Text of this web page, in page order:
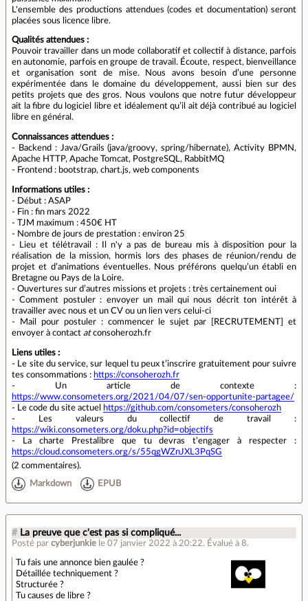
L'ensemble des productions attendues (codes et documentation) seront
placées sous licence libre.
Qualités attendues :
Pouvoir travailler dans un mode collaboratif et collectif à distance, parfois
en autonomie, parfois en groupe de travail. Écoute, respect, bienveillance
et organisation sont de mise. Nous avons besoin d’une personne
expérimentée dans le domaine du développement, aussi bien sur des
petits projets que des gros. Nous voulons que notre futur développeur
ait la fibre du logiciel libre et idéalement qu’il ait déjà contribué au logiciel
libre en général.
Connaissances attendues :
- Backend : Java/Grails (java/groovy, spring/hibernate), Activity BPMN,
Apache HTTP, Apache Tomcat, PostgreSQL, RabbitMQ
- Frontend : bootstrap, chart.js, web components
Informations utiles :
- Début : ASAP
- Fin : fin mars 2022
- TJM maximum : 450€ HT
- Nombre de jours de prestation : environ 25
- Lieu et télétravail : Il n'y a pas de bureau mis à disposition pour la
réalisation de la mission, hormis lors des phases de réunion/rendu de
projet et d’animations éventuelles. Nous préférons quelqu’un établi en
Bretagne ou Pays de la Loire.
- Ouvertures sur d’autres missions et projets : très certainement oui
- Comment postuler : envoyer un mail qui nous décrit ton intérêt à
travailler avec nous et un CV ou un lien vers celui-ci
- Mail pour postuler : commencer le sujet par [RECRUTEMENT] et
envoyer à contact atconsoherozh.fr
Liens utiles :
- Le site du service, sur lequel tu peux t’inscrire gratuitement pour suivre
tes consommations : https://consoherozh.fr
- Un article de contexte :
https://www.consometers.org/2021/04/07/sen-opportunite-partagee/
- Le code du site actuel
https://github.com/consometers/consoherozh
- Les valeurs du collectif de travail :
https://wiki.consometers.org/doku.php?id=objectifs
- La charte Prestalibre que tu devras t’engager à respecter :
https://cloud.consometers.org/s/55qgWZnJXL3PqSG
(2 commentaires).
Markdown EPUB
# La preuve que c'est pas si compliqué...
Posté par cyberjunkie le 07 janvier 2022 à 20:22. Évalué à 8.
Tu fais une annonce bien gaulée ?
Détaillée techniquement ?
Structurée ?
Tu causes de libre ?